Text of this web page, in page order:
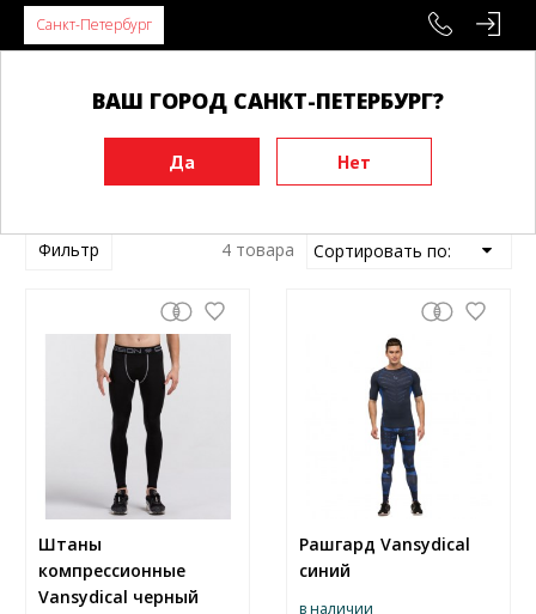
Санкт-Петербург
ВАШ ГОРОД САНКТ-ПЕТЕРБУРГ?
Главная
Товары Vansydical
Фильтр 4 товара
Штаны
компрессионные
Vansydical черный
Рашгард Vansydical
синий
в наличии